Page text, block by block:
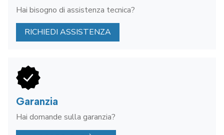
Hai bisogno di assistenza tecnica?
RICHIEDI ASSISTENZA
Garanzia
Hai domande sulla garanzia?